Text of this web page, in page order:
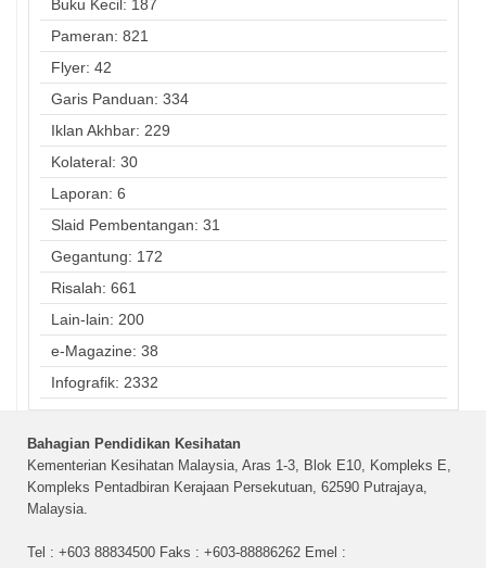
Buku Kecil: 187
Pameran: 821
Flyer: 42
Garis Panduan: 334
Iklan Akhbar: 229
Kolateral: 30
Laporan: 6
Slaid Pembentangan: 31
Gegantung: 172
Risalah: 661
Lain-lain: 200
e-Magazine: 38
Infografik: 2332
Bahagian Pendidikan Kesihatan
Kementerian Kesihatan Malaysia, Aras 1-3, Blok E10, Kompleks E,
Kompleks Pentadbiran Kerajaan Persekutuan, 62590 Putrajaya,
Malaysia.
Tel : +603 88834500 Faks : +603-88886262 Emel :